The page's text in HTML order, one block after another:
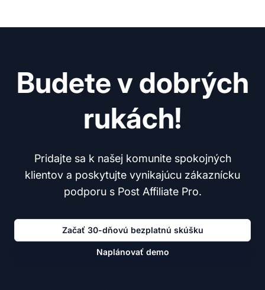
Budete v dobrých
rukách!
Pridajte sa k našej komunite spokojných
klientov a poskytujte vynikajúcu zákaznícku
podporu s Post Affiliate Pro.
Začať 30-dňovú bezplatnú skúšku
Naplánovať demo